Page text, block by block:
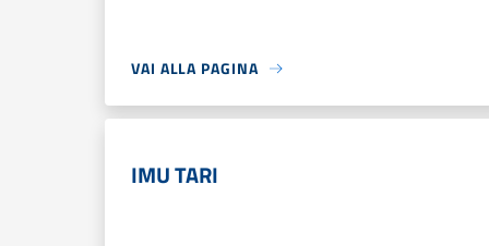
VAI ALLA PAGINA
IMU TARI